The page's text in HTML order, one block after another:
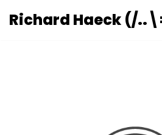
Richard Haeck (/